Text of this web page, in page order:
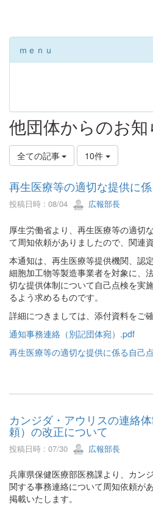
ｍｅｎｕ
他団体からのお知
全ての記事 10件
再生医療等の適切な提供に
投稿日時 : 08/04 広報部長
厚生労働省より、再生医療等の適切
て周知依頼がありましたので、関連
本通知は、再生医療等提供機関、認
細胞加工物等製造事業者を対象に、
切な提供体制について自己点検を実
るよう求めるものです。
詳細につきましては、添付資料をご確
通知事務連絡（別記団体宛）.pdf
再生医療等の適切な提供に係る自己
カンジダ・アウリスの連絡
頼）の改正について
投稿日時 : 07/30 広報部長
兵庫県保健医療部医務課より、カン
関する事務連絡について周知依頼が
掲載いたします。